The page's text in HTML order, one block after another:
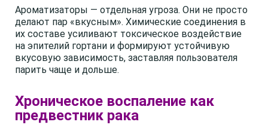
Ароматизаторы — отдельная угроза. Они не просто
делают пар «вкусным». Химические соединения в
их составе усиливают токсическое воздействие
на эпителий гортани и формируют устойчивую
вкусовую зависимость, заставляя пользователя
парить чаще и дольше.
Хроническое воспаление как
предвестник рака